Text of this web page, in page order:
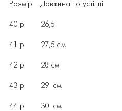
Розмір Довжина по устілці
40 р 26,5
41 р 27,5 см
42 р 28 см
43 р 29 см
44 р 30 см